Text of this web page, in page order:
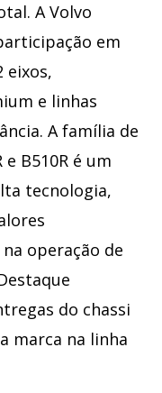
A Volvo
em
eixos,
e linhas
A família de
e B510R é um
tecnologia,
operação de
do chassi
marca na linha